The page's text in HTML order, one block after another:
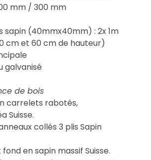
mm / 300 mm
sapin (40mmx40mm) : 2x 1m
cm et 60 cm de hauteur)
galvanisé
de bois
carrelets rabotés,
Suisse.
collés 3 plis Sapin
en sapin massif Suisse.